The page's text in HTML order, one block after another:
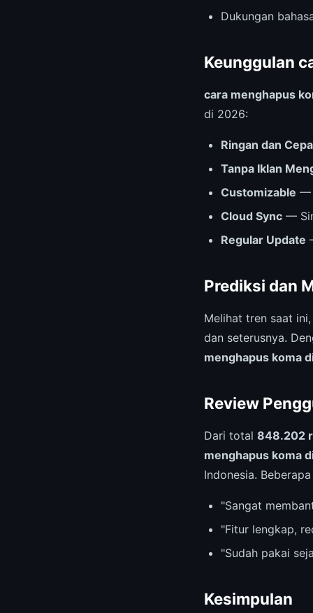
Dukungan
Keunggulan
cara menghapus
di 2026:
Ringan dan
Tanpa Iklan
Customizable —
Cloud Sync —
Regular Update
Prediksi dan
Melihat tren saat
dan seterusnya.
menghapus koma
Review
Dari total 848.202
menghapus koma
Indonesia.
"Sangat
"Fitur lengkap,
"Sudah pakai
Kesimpulan